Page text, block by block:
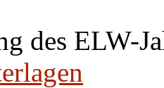
des ELW-